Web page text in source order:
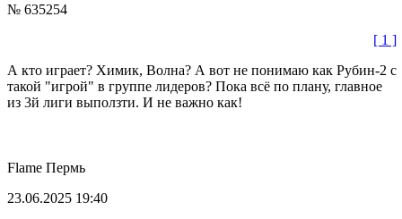
№ 635254
[ 1 ]
А кто играет? Химик, Волна? А вот не понимаю как Рубин-2 с
такой "игрой" в группе лидеров? Пока всё по плану, главное
из 3й лиги выползти. И не важно как!
Flame Пермь
23.06.2025 19:40